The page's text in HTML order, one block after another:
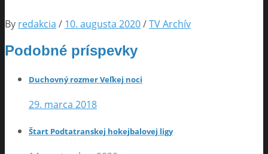
By redakcia / 10. augusta 2020/TV Archív
Podobné príspevky
Duchovný rozmer Veľkej noci
29. marca 2018
Štart Podtatranskej hokejbalovej ligy